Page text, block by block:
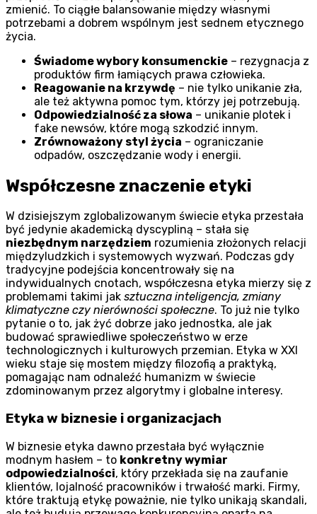
zmienić. To ciągłe balansowanie między własnymi
potrzebami a dobrem wspólnym jest sednem etycznego
życia.
Świadome wybory konsumenckie – rezygnacja z
produktów firm łamiących prawa człowieka.
Reagowanie na krzywdę – nie tylko unikanie zła,
ale też aktywna pomoc tym, którzy jej potrzebują.
Odpowiedzialność za słowa – unikanie plotek i
fake newsów, które mogą szkodzić innym.
Zrównoważony styl życia – ograniczanie
odpadów, oszczędzanie wody i energii.
Współczesne znaczenie etyki
W dzisiejszym zglobalizowanym świecie etyka przestała
być jedynie akademicką dyscypliną – stała się
niezbędnym narzędziem rozumienia złożonych relacji
międzyludzkich i systemowych wyzwań. Podczas gdy
tradycyjne podejścia koncentrowały się na
indywidualnych cnotach, współczesna etyka mierzy się z
problemami takimi jak sztuczna inteligencja, zmiany
klimatyczne czy nierówności społeczne. To już nie tylko
pytanie o to, jak żyć dobrze jako jednostka, ale jak
budować sprawiedliwe społeczeństwo w erze
technologicznych i kulturowych przemian. Etyka w XXI
wieku staje się mostem między filozofią a praktyką,
pomagając nam odnaleźć humanizm w świecie
zdominowanym przez algorytmy i globalne interesy.
Etyka w biznesie i organizacjach
W biznesie etyka dawno przestała być wyłącznie
modnym hasłem – to konkretny wymiar
odpowiedzialności, który przekłada się na zaufanie
klientów, lojalność pracowników i trwałość marki. Firmy,
które traktują etykę poważnie, nie tylko unikają skandali,